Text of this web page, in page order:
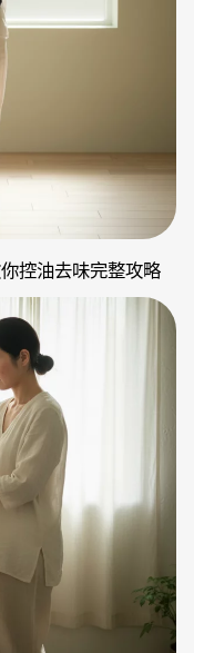
控油去味完整攻略